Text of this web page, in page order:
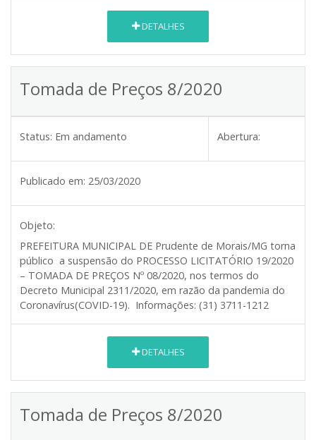
DETALHES
Tomada de Preços 8/2020
Status: Em andamento Abertura:
Publicado em: 25/03/2020
Objeto:
PREFEITURA MUNICIPAL DE Prudente de Morais/MG torna
público a suspensão do PROCESSO LICITATÓRIO 19/2020
– TOMADA DE PREÇOS Nº 08/2020, nos termos do
Decreto Municipal 2311/2020, em razão da pandemia do
Coronavírus(COVID-19). Informações: (31) 3711-1212
DETALHES
Tomada de Preços 8/2020